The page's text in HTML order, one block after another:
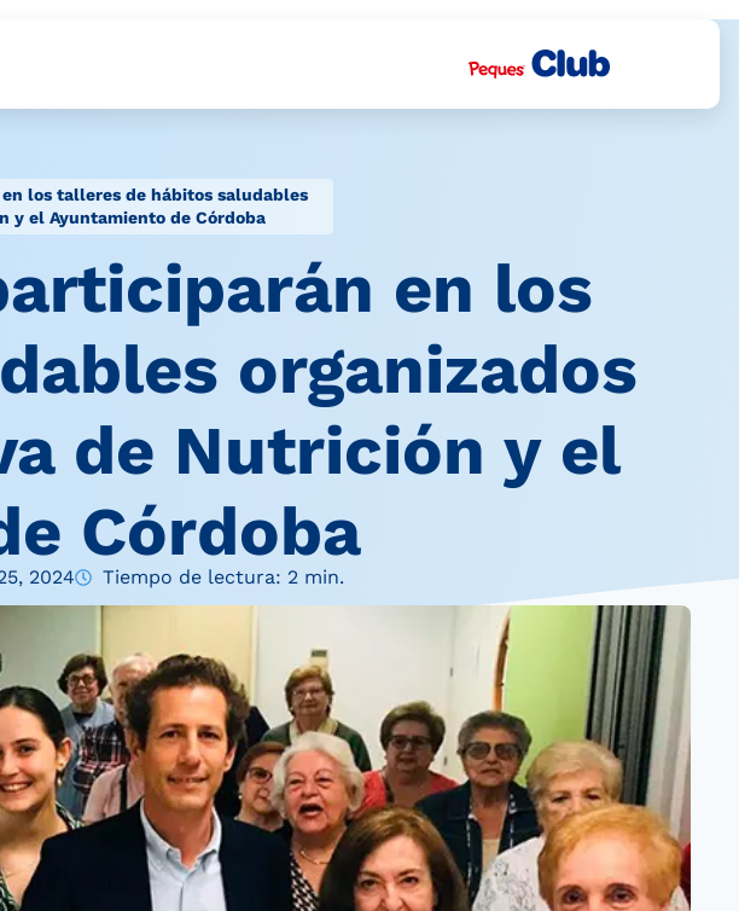
los talleres de hábitos saludables
y el Ayuntamiento de Córdoba
en los
organizados
de Nutrición y el
Córdoba
2024 Tiempo de lectura: 2 min.